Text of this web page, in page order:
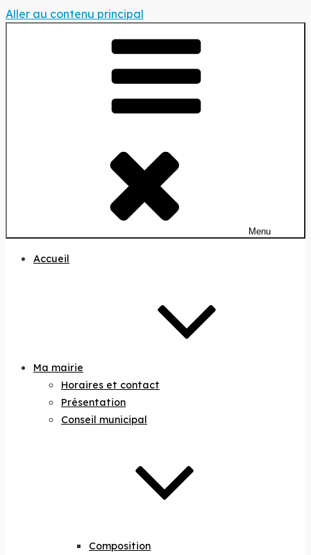
Aller au contenu principal
Menu
Accueil
Ma mairie
Horaires et contact
Présentation
Conseil municipal
Composition